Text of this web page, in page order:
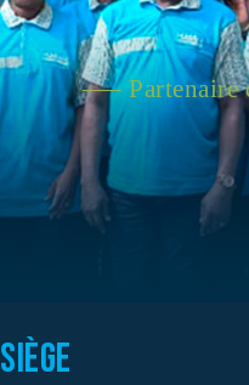
—– Partenaire
Siège